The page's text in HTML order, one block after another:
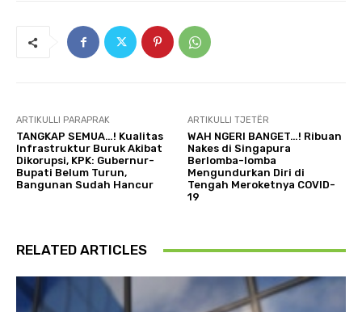
ARTIKULLI PARAPRAK
TANGKAP SEMUA…! Kualitas
Infrastruktur Buruk Akibat
Dikorupsi, KPK: Gubernur-
Bupati Belum Turun,
Bangunan Sudah Hancur
ARTIKULLI TJETËR
WAH NGERI BANGET…! Ribuan
Nakes di Singapura
Berlomba-lomba
Mengundurkan Diri di
Tengah Meroketnya COVID-
19
RELATED ARTICLES